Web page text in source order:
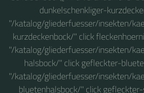
dunkelschenkliger-
"/katalog/gliederfuesser/insekten/
kurzdeckenbock/" click
"/katalog/gliederfuesser/insekten/
halsbock/" click gefleckter-
"/katalog/gliederfuesser/insekten/
bluetenhalsbock/" click